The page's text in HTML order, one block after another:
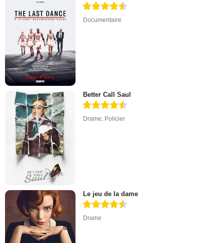
Documentaire
Better Call Saul
Drame, Policier
Le jeu de la dame
Drame